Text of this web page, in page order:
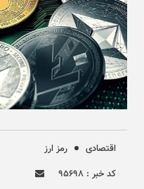
اقتصادی
رمز ارز
کد خبر : ۹۵۶۹۸